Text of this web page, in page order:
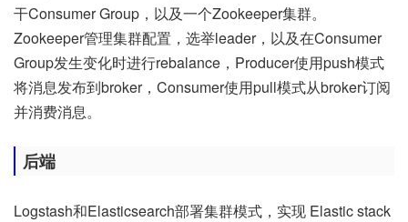
干Consumer Group，以及一个Zookeeper集群。
Zookeeper管理集群配置，选举leader，以及在Consumer
Group发生变化时进行rebalance，Producer使用push模式
将消息发布到broker，Consumer使用pull模式从broker订阅
并消费消息。
后端
Logstash和Elasticsearch部署集群模式，实现 Elastic stack